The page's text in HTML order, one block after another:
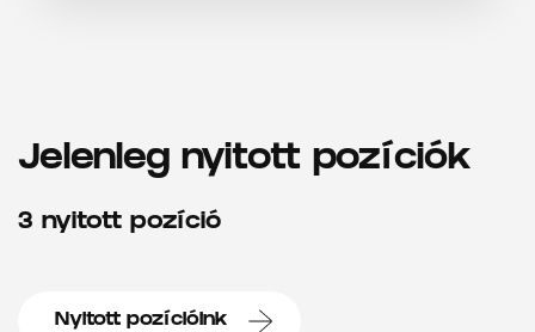
Jelenleg nyitott pozíciók
3 nyitott pozíció
Nyitott pozícióink